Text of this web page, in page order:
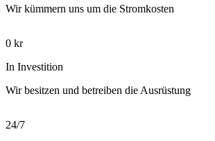
Wir kümmern uns um die Stromkosten
0 kr
In Investition
Wir besitzen und betreiben die Ausrüstung
24/7